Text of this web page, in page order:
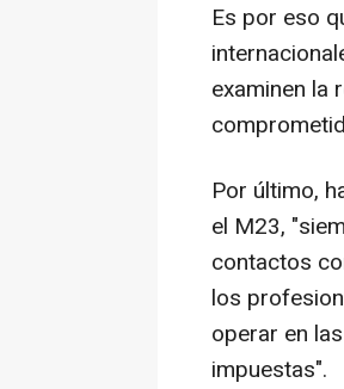
Es por eso
examinen la
Por último,
el M23,
contactos
los
operar en
impuestas".